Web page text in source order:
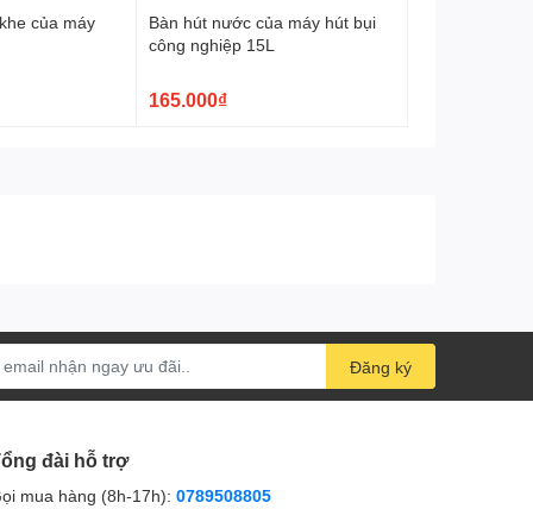
của máy
Bàn hút nước của máy hút bụi
công nghiệp 15L
165.000₫
Đăng ký
đài hỗ trợ
mua hàng (8h-17h): 0789508805